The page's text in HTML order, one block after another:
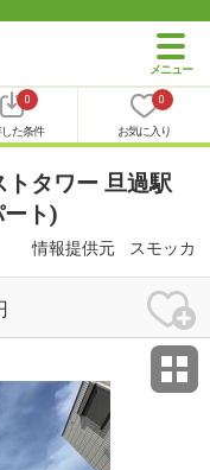
0
た条件
0
お気に入り
タワー 旦過駅
ト)
情報提供元 スモッカ